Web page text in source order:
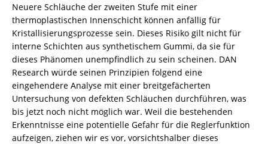
Neuere Schläuche der zweiten Stufe mit einer
thermoplastischen Innenschicht können anfällig für
Kristallisierungsprozesse sein. Dieses Risiko gilt nicht für
interne Schichten aus synthetischem Gummi, da sie für
dieses Phänomen unempfindlich zu sein scheinen. DAN
Research würde seinen Prinzipien folgend eine
eingehendere Analyse mit einer breitgefächerten
Untersuchung von defekten Schläuchen durchführen, was
bis jetzt noch nicht möglich war. Weil die bestehenden
Erkenntnisse eine potentielle Gefahr für die Reglerfunktion
aufzeigen, ziehen wir es vor, vorsichtshalber dieses